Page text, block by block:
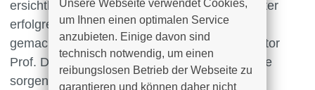
ersichtlich, dass der Standort am Südring weiter
erfolgreich ausgebaut und fit für die Zukunft
gemacht werden soll“, hob der Ärztliche Direktor
Prof. Dr. Jan P. Roesner hervor. „Insbesondere
sorgen wir uns bei dieser Debatte um unsere
Unsere Webseite verwendet Cookies,
um Ihnen einen optimalen Service
anzubieten. Einige davon sind
technisch notwendig, um einen
reibungslosen Betrieb der Webseite zu
garantieren und können daher nicht